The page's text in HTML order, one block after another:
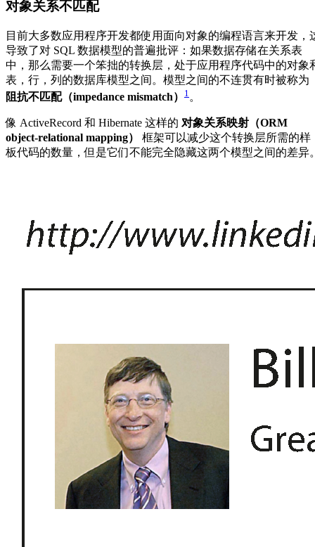
对象关系不匹配
目前大多数应用程序开发都使用面向对象的编程语言来开发，
导致了对 SQL 数据模型的普遍批评：如果数据存储在关系表
中，那么需要一个笨拙的转换层，处于应用程序代码中的对象
表，行，列的数据库模型之间。模型之间的不连贯有时被称为
阻抗不匹配（impedance mismatch）
1 。
像 ActiveRecord 和 Hibernate 这样的 对象关系映射（ORM
object-relational mapping）
框架可以减少这个转换层所需的样
板代码的数量，但是它们不能完全隐藏这两个模型之间的差异